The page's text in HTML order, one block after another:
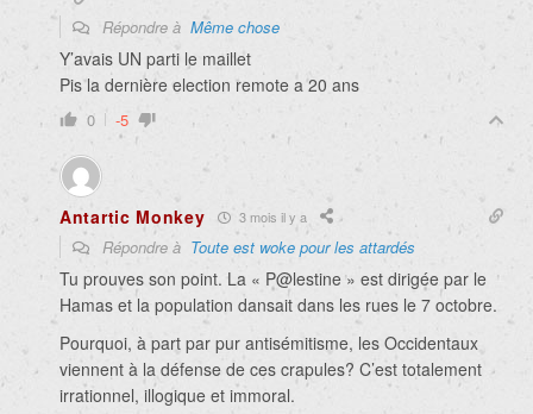
Répondre à Même chose
Y’avais UN parti le maillet
Pis la dernière election remote a 20 ans
0 -5
Antartic Monkey 3 mois il y a
Répondre à Toute est woke pour les attardés
Tu prouves son point. La « P@lestine » est dirigée par le
Hamas et la population dansait dans les rues le 7 octobre.
Pourquoi, à part par pur antisémitisme, les Occidentaux
viennent à la défense de ces crapules? C’est totalement
irrationnel, illogique et immoral.